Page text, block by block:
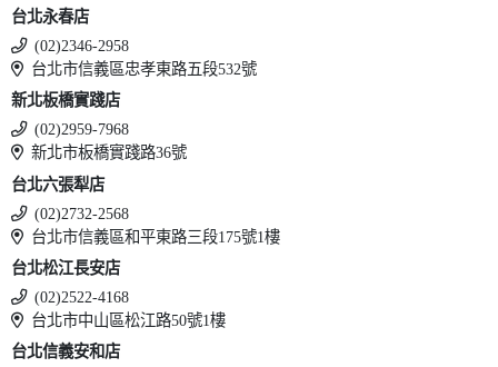
台北永春店
(02)2346-2958
台北市信義區忠孝東路五段532號
新北板橋實踐店
(02)2959-7968
新北市板橋實踐路36號
台北六張犁店
(02)2732-2568
台北市信義區和平東路三段175號1樓
台北松江長安店
(02)2522-4168
台北市中山區松江路50號1樓
台北信義安和店